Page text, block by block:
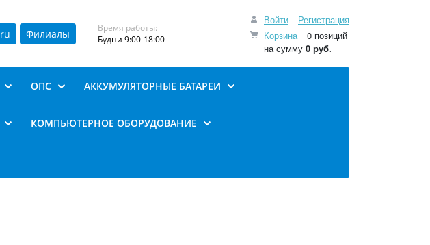
Войти
Регистрация
Корзина
0 позиций
на сумму 0 руб.
ru Филиалы
Время работы:
Будни 9:00-18:00
ОПС АККУМУЛЯТОРНЫЕ БАТАРЕИ
КОМПЬЮТЕРНОЕ ОБОРУДОВАНИЕ